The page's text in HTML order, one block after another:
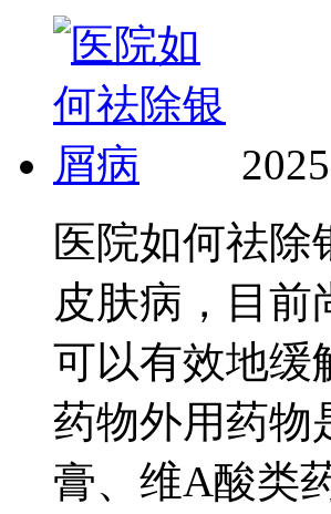
医院如何祛
皮肤病，目
可以有效地缓
药物外用药物
膏、维A酸类